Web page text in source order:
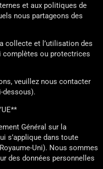
et aux politiques de
nous partageons des
collecte et l’utilisation des
complètes ou protectrices
veuillez nous contacter
dessous).
Général sur la
s’applique dans toute
Uni). Nous sommes
des données personnelles